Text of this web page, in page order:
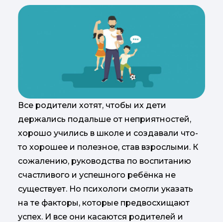
Все родители хотят, чтобы их дети
держались подальше от неприятностей,
хорошо учились в школе и создавали что-
то хорошее и полезное, став взрослыми. К
сожалению, руководства по воспитанию
счастливого и успешного ребёнка не
существует. Но психологи смогли указать
на те факторы, которые предвосхищают
успех. И все они касаются родителей и